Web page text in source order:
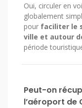
Oui, circuler en
globalement
pour faciliter le
ville et autour
période
Peut-on
l’aéroport de